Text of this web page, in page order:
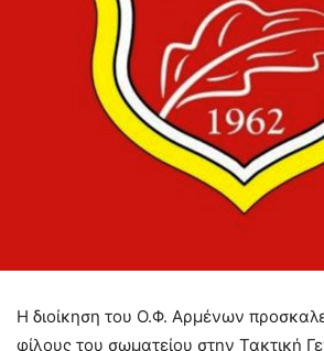
Η διοίκηση του Ο.Φ. Αρμένων
φίλους του σωματείου στην Τακτική